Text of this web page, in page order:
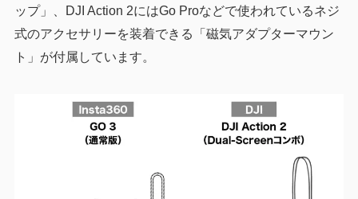
ップ」、DJI Action 2にはGo Proなどで使われているネジ
式のアクセサリーを装着できる「磁気アダプターマウン
ト」が付属しています。